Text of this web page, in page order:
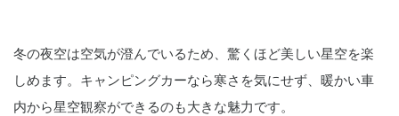
冬の夜空は空気が澄んでいるため、驚くほど美しい星空を楽
しめます。キャンピングカーなら寒さを気にせず、暖かい車
内から星空観察ができるのも大きな魅力です。